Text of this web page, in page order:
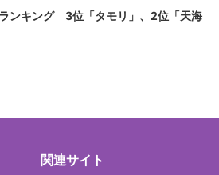
ンキング 3位「タモリ」、2位「天海
関連サイト